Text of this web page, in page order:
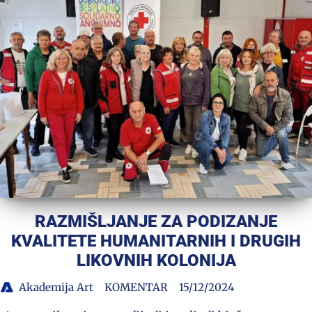
RAZMIŠLJANJE ZA PODIZANJE
KVALITETE HUMANITARNIH I DRUGIH
LIKOVNIH KOLONIJA
Akademija Art KOMENTAR 15/12/2024